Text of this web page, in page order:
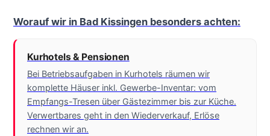
Worauf wir in Bad Kissingen besonders achten:
Kurhotels & Pensionen
Bei Betriebsaufgaben in Kurhotels räumen wir
komplette Häuser inkl. Gewerbe-Inventar: vom
Empfangs-Tresen über Gästezimmer bis zur Küche.
Verwertbares geht in den Wiederverkauf, Erlöse
rechnen wir an.